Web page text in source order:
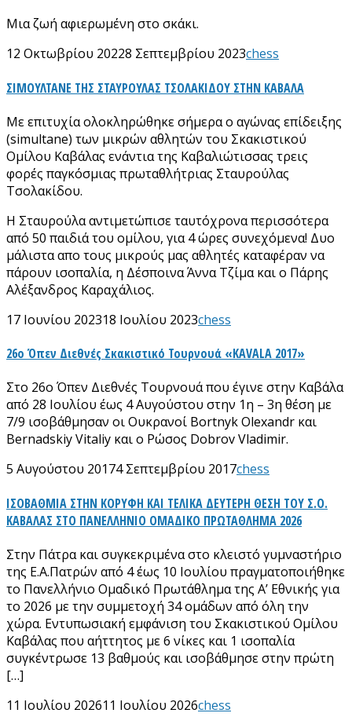
Μια ζωή αφιερωμένη στο σκάκι.
12 Οκτωβρίου 20228 Σεπτεμβρίου 2023chess
ΣΙΜΟΥΛΤΑΝΕ ΤΗΣ ΣΤΑΥΡΟΥΛΑΣ ΤΣΟΛΑΚΙΔΟΥ ΣΤΗΝ ΚΑΒΑΛΑ
Με επιτυχία ολοκληρώθηκε σήμερα ο αγώνας επίδειξης
(simultane) των μικρών αθλητών του Σκακιστικού
Ομίλου Καβάλας ενάντια της Καβαλιώτισσας τρεις
φορές παγκόσμιας πρωταθλήτριας Σταυρούλας
Τσολακίδου.
Η Σταυρούλα αντιμετώπισε ταυτόχρονα περισσότερα
από 50 παιδιά του ομίλου, για 4 ώρες συνεχόμενα! Δυο
μάλιστα απο τους μικρούς μας αθλητές καταφέραν να
πάρουν ισοπαλία, η Δέσποινα Άννα Τζίμα και ο Πάρης
Αλέξανδρος Καραχάλιος.
17 Ιουνίου 202318 Ιουλίου 2023chess
26ο Όπεν Διεθνές Σκακιστικό Τουρνουά «KAVALA 2017»
Στο 26ο Όπεν Διεθνές Τουρνουά που έγινε στην Καβάλα
από 28 Ιουλίου έως 4 Αυγούστου στην 1η – 3η θέση με
7/9 ισοβάθμησαν οι Ουκρανοί Bortnyk Olexandr και
Bernadskiy Vitaliy και ο Ρώσος Dobrov Vladimir.
5 Αυγούστου 20174 Σεπτεμβρίου 2017chess
ΙΣΟΒΑΘΜΙΑ ΣΤΗΝ ΚΟΡΥΦΗ ΚΑΙ ΤΕΛΙΚΑ ΔΕΥΤΕΡΗ ΘΕΣΗ ΤΟΥ Σ.Ο.
ΚΑΒΑΛΑΣ ΣΤΟ ΠΑΝΕΛΛΗΝΙΟ ΟΜΑΔΙΚΟ ΠΡΩΤΑΘΛΗΜΑ 2026
Στην Πάτρα και συγκεκριμένα στο κλειστό γυμναστήριο
της Ε.Α.Πατρών από 4 έως 10 Ιουλίου πραγματοποιήθηκε
το Πανελλήνιο Ομαδικό Πρωτάθλημα της Α’ Εθνικής για
το 2026 με την συμμετοχή 34 ομάδων από όλη την
χώρα. Εντυπωσιακή εμφάνιση του Σκακιστικού Ομίλου
Καβάλας που αήττητος με 6 νίκες και 1 ισοπαλία
συγκέντρωσε 13 βαθμούς και ισοβάθμησε στην πρώτη
[…]
11 Ιουλίου 202611 Ιουλίου 2026chess